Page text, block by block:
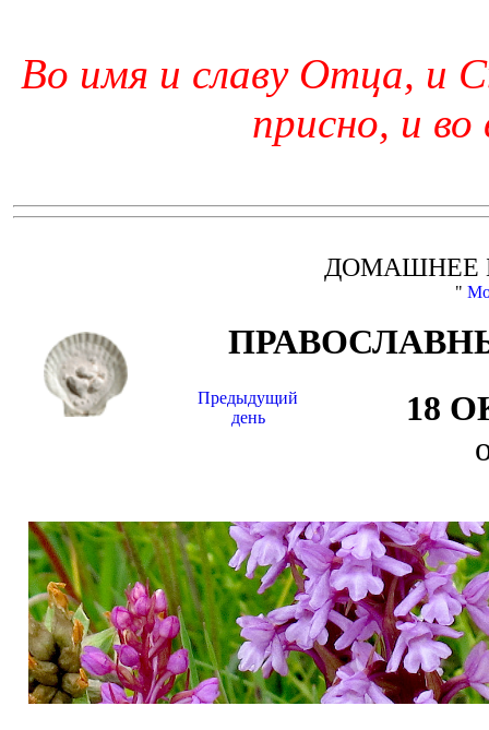
Во имя и славу Отца, и
присно, и во
ДОМАШНЕЕ
"
Предыдущий
день
18